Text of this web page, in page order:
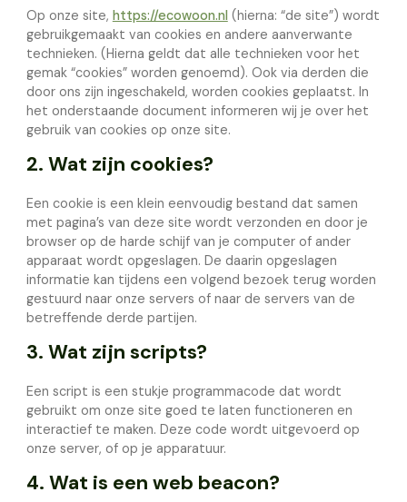
Op onze site, https://ecowoon.nl(hierna: “de site”) wordt
gebruikgemaakt van cookies en andere aanverwante
technieken. (Hierna geldt dat alle technieken voor het
gemak “cookies” worden genoemd). Ook via derden die
door ons zijn ingeschakeld, worden cookies geplaatst. In
het onderstaande document informeren wij je over het
gebruik van cookies op onze site.
2. Wat zijn cookies?
Een cookie is een klein eenvoudig bestand dat samen
met pagina’s van deze site wordt verzonden en door je
browser op de harde schijf van je computer of ander
apparaat wordt opgeslagen. De daarin opgeslagen
informatie kan tijdens een volgend bezoek terug worden
gestuurd naar onze servers of naar de servers van de
betreffende derde partijen.
3. Wat zijn scripts?
Een script is een stukje programmacode dat wordt
gebruikt om onze site goed te laten functioneren en
interactief te maken. Deze code wordt uitgevoerd op
onze server, of op je apparatuur.
4. Wat is een web beacon?